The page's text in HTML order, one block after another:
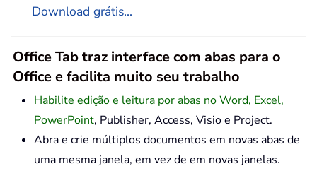
Download grátis...
Office Tab traz interface com abas para o
Office e facilita muito seu trabalho
Habilite edição e leitura por abas no Word, Excel,
PowerPoint, Publisher, Access, Visio e Project.
Abra e crie múltiplos documentos em novas abas de
uma mesma janela, em vez de em novas janelas.